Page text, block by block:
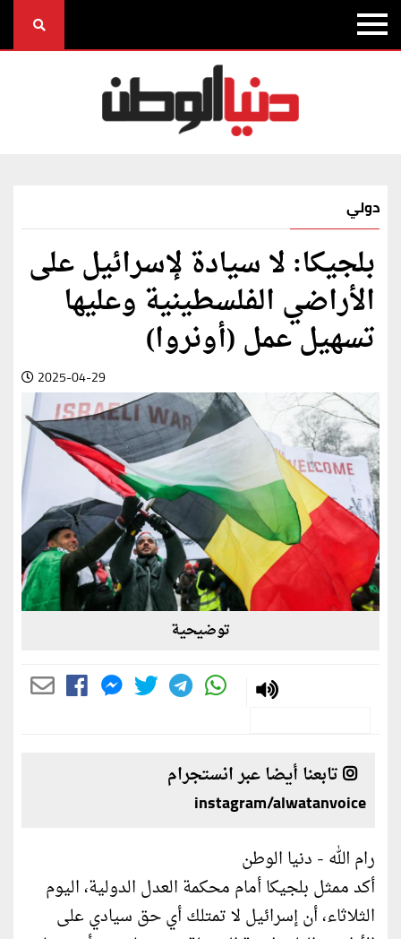
دولي
بلجيكا: لا سيادة لإسرائيل على
الأراضي الفلسطينية وعليها
تسهيل عمل (أونروا)
2025-04-29
توضيحية
تابعنا أيضا عبر انستجرام
instagram/alwatanvoice
رام الله - دنيا الوطن
أكد ممثل بلجيكا أمام محكمة العدل الدولية، اليوم
الثلاثاء، أن إسرائيل لا تمتلك أي حق سيادي على